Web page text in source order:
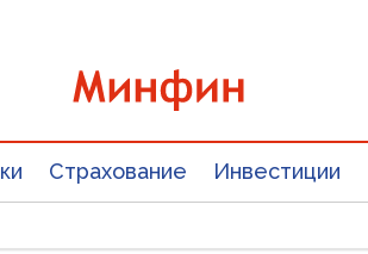
Страхование Инвестиции